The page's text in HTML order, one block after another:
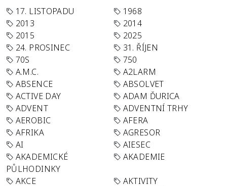
17. LISTOPADU
1968
2013
2014
2015
2025
24. PROSINEC
31. ŘÍJEN
70S
750
A.M.C.
A2LARM
ABSENCE
ABSOLVET
ACTIVE DAY
ADAM ĎURICA
ADVENT
ADVENTNÍ TRHY
AEROBIC
AFERA
AFRIKA
AGRESOR
AI
AIESEC
AKADEMICKÉ
PŮLHODINKY
AKADEMIE
AKCE
AKTIVITY